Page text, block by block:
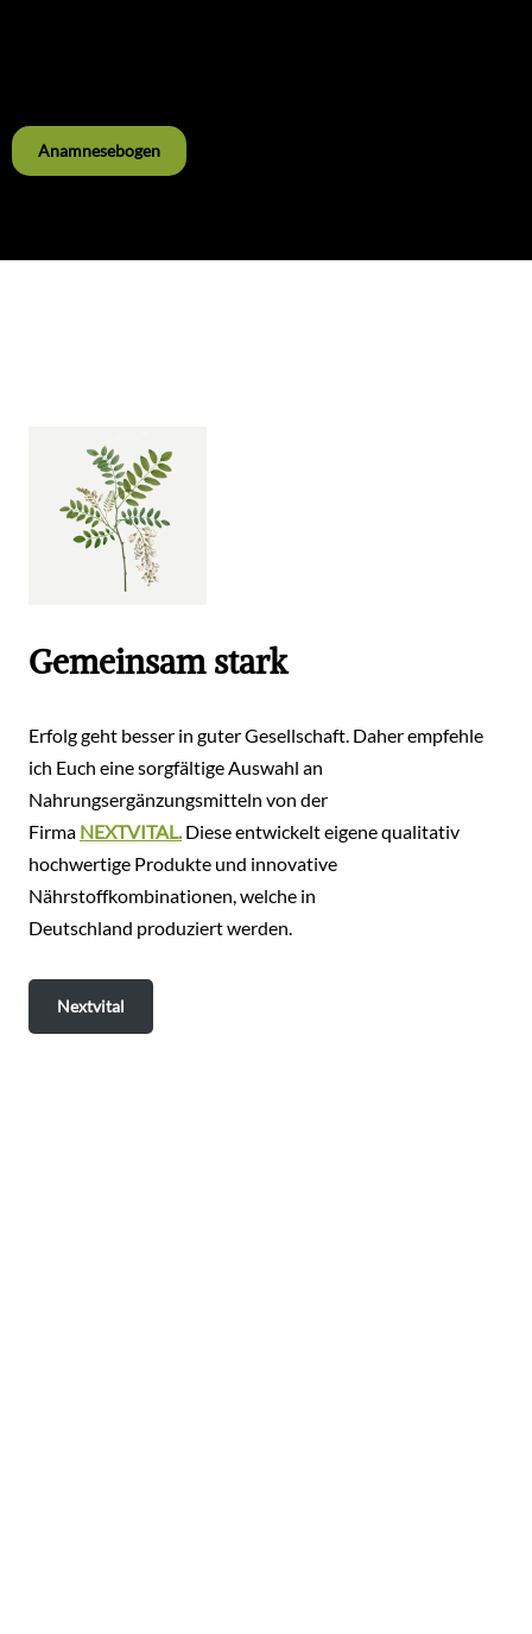
Anamnesebogen
Gemeinsam stark
Erfolg geht besser in guter Gesellschaft. Daher empfehle
ich Euch eine sorgfältige Auswahl an
Nahrungsergänzungsmitteln von der
Firma NEXTVITAL.Diese entwickelt eigene qualitativ
hochwertige Produkte und innovative
Nährstoffkombinationen, welche in
Deutschland produziert werden.
Nextvital